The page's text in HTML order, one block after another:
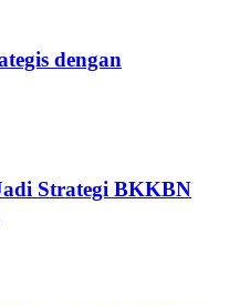
dengan
Strategi BKKBN